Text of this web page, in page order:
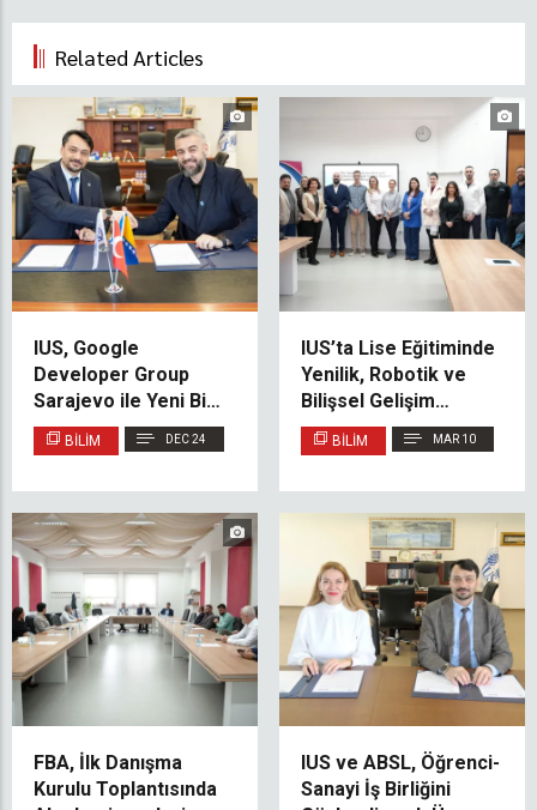
Related Articles
IUS, Google
Developer Group
Sarajevo ile Yeni Bir
Mutabakat Zaptı
İmzaladı
BILIM DEC 24
IUS’ta Lise Eğitiminde
Yenilik, Robotik ve
Bilişsel Gelişim
Üzerine Proje Kapanış
Etkinliği
BILIM MAR 10
FBA, İlk Danışma
Kurulu Toplantısında
IUS ve ABSL, Öğrenci-
Sanayi İş Birliğini